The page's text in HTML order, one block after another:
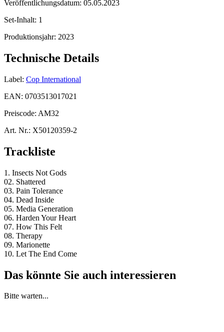
Veröffentlichungsdatum: 05.05.2023
Set-Inhalt: 1
Produktionsjahr: 2023
Technische Details
Label: Cop International
EAN: 0703513017021
Preiscode: AM32
Art. Nr.: X50120359-2
Trackliste
1. Insects Not Gods
02. Shattered
03. Pain Tolerance
04. Dead Inside
05. Media Generation
06. Harden Your Heart
07. How This Felt
08. Therapy
09. Marionette
10. Let The End Come
Das könnte Sie auch interessieren
Bitte warten...